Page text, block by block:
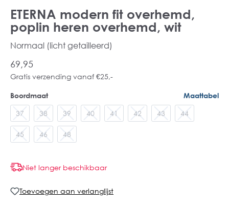
ETERNA modern fit overhemd,
poplin heren overhemd, wit
Normaal (licht getailleerd)
69,95
Gratis verzending vanaf €25,-
Boordmaat Maattabel
37 38 39 40 41 42 43 44
45 46 48
Niet langer beschikbaar
Toevoegen aan verlanglijst